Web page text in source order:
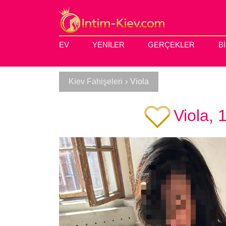
EV YENILER GERÇEKLER
Kiev Fahişeleri › Viola
Viola,